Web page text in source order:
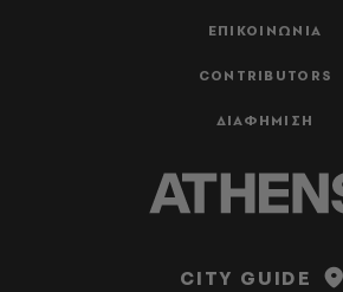
ΕΠΙΚΟΙΝΩΝΙΑ
CONTRIBUTORS
ΔΙΑΦΗΜΙΣΗ
CITY GUIDE